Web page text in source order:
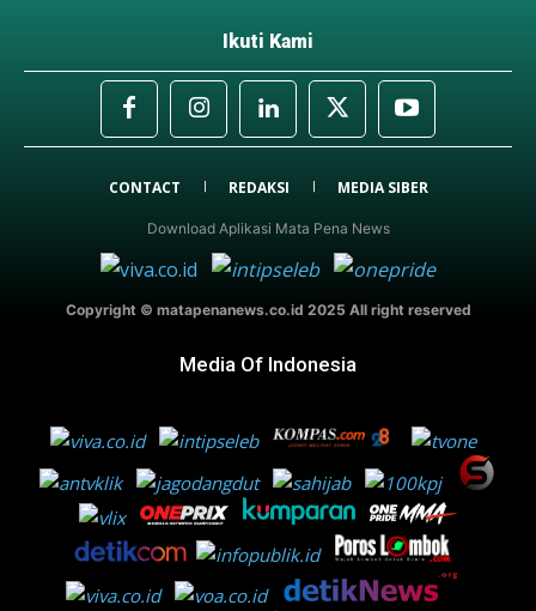
Ikuti Kami
CONTACT REDAKSI MEDIA SIBER
Download Aplikasi Mata Pena News
Copyright © matapenanews.co.id 2025 All right reserved
Media Of Indonesia